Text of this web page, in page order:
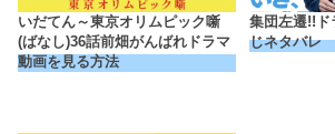
いだてん～東京オリムピック噺
(ばなし)36話前畑がんばれドラマ
動画を見る方法
集団左遷!!ド
じネタバレ